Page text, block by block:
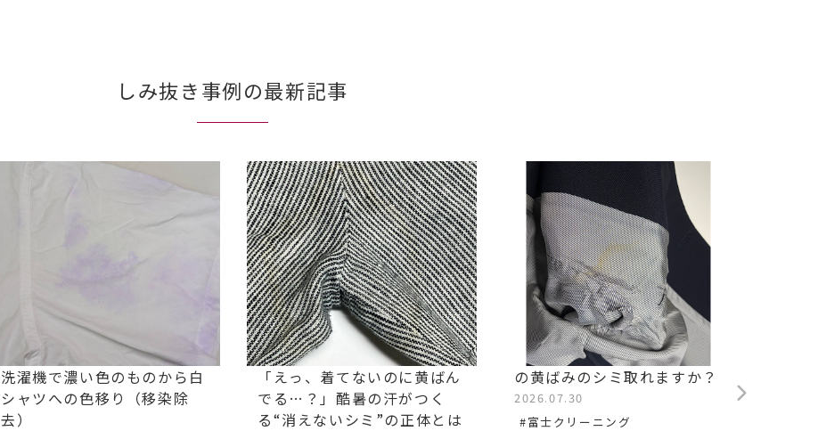
しみ抜き事例の最新記事
洗濯機で濃い色のものから白
シャツへの色移り（移染除
去）
「えっ、着てないのに黄ばん
でる…？」酷暑の汗がつく
る“消えないシミ”の正体とは
の黄ばみのシミ取れますか？
2026.07.30
#富士クリーニング